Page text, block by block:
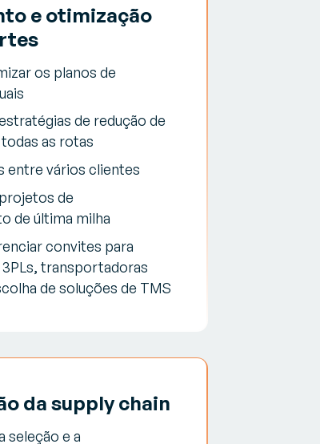
e otimização
os planos de
de redução de
as rotas
entre vários clientes
de
de última milha
convites para
transportadoras
de soluções de TMS
da supply chain
seleção e a